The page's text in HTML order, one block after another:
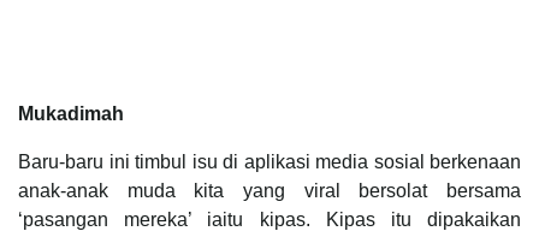
Mukadimah
Baru-baru ini timbul isu di aplikasi media sosial berkenaan
anak-anak muda kita yang viral bersolat bersama
‘pasangan mereka’ iaitu kipas. Kipas itu dipakaikan